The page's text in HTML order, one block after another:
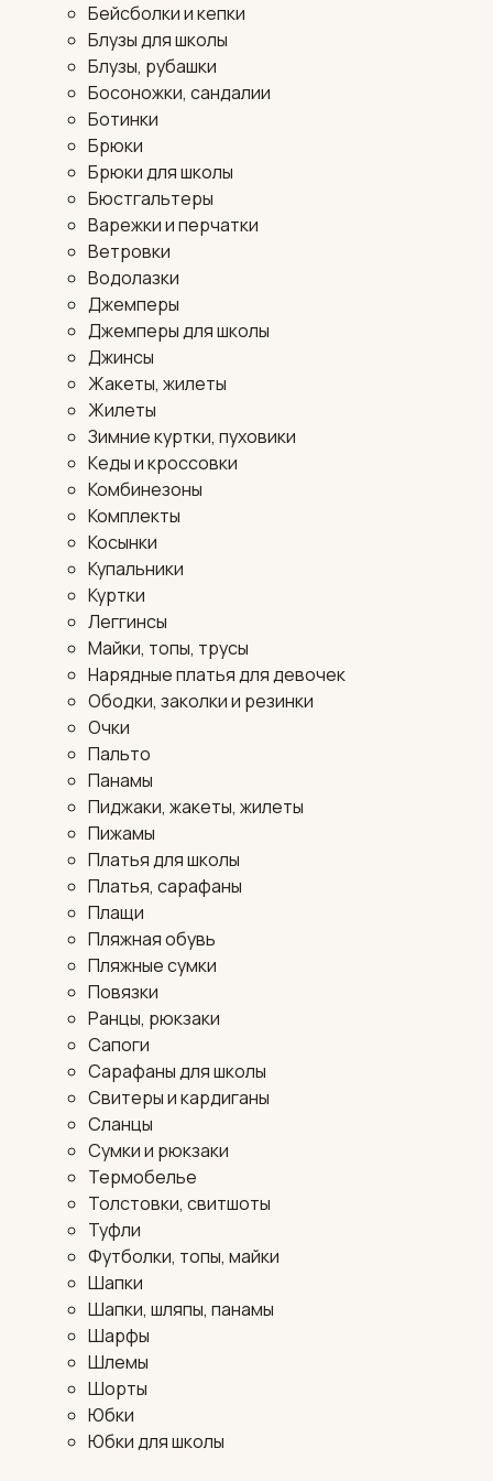
Бейсболки и кепки
Блузы для школы
Блузы, рубашки
Босоножки, сандалии
Ботинки
Брюки
Брюки для школы
Бюстгальтеры
Варежки и перчатки
Ветровки
Водолазки
Джемперы
Джемперы для школы
Джинсы
Жакеты, жилеты
Жилеты
Зимние куртки, пуховики
Кеды и кроссовки
Комбинезоны
Комплекты
Косынки
Купальники
Куртки
Леггинсы
Майки, топы, трусы
Нарядные платья для девочек
Ободки, заколки и резинки
Очки
Пальто
Панамы
Пиджаки, жакеты, жилеты
Пижамы
Платья для школы
Платья, сарафаны
Плащи
Пляжная обувь
Пляжные сумки
Повязки
Ранцы, рюкзаки
Сапоги
Сарафаны для школы
Свитеры и кардиганы
Сланцы
Сумки и рюкзаки
Термобелье
Толстовки, свитшоты
Туфли
Футболки, топы, майки
Шапки
Шапки, шляпы, панамы
Шарфы
Шлемы
Шорты
Юбки
Юбки для школы